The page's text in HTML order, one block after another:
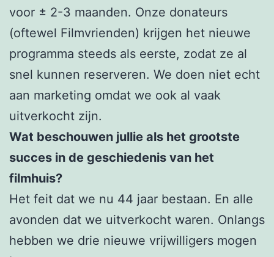
voor ± 2-3 maanden. Onze donateurs
(oftewel Filmvrienden) krijgen het nieuwe
programma steeds als eerste, zodat ze al
snel kunnen reserveren. We doen niet echt
aan marketing omdat we ook al vaak
uitverkocht zijn.
Wat beschouwen jullie als het grootste
succes in de geschiedenis van het
filmhuis?
Het feit dat we nu 44 jaar bestaan. En alle
avonden dat we uitverkocht waren. Onlangs
hebben we drie nieuwe vrijwilligers mogen